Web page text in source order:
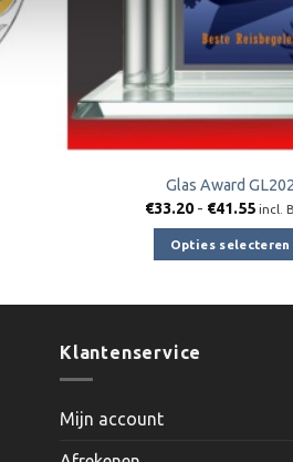
Glas Award GL202
€33.20 - €41.55
tot
€41.55
incl.
Opties selecteren
Klantenservice
Mijn account